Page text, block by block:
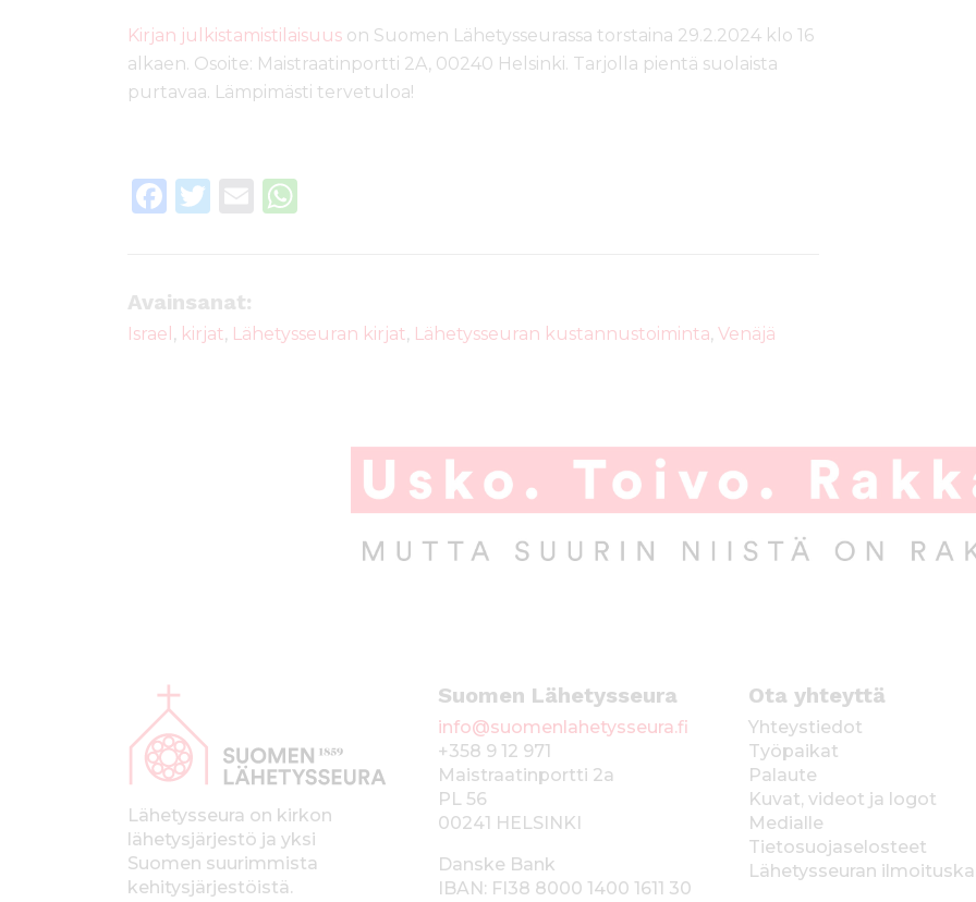
Kirjan julkistamistilaisuus on Suomen Lähetysseurassa torstaina 29.2.2024 klo 16
alkaen. Osoite: Maistraatinportti 2A, 00240 Helsinki. Tarjolla pientä suolaista
purtavaa. Lämpimästi tervetuloa!
F
e
b
T
te
r
E
A
Avainsanat:
Israel , kirjat, Lähetysseuran kirjat, Lähetysseuran kustannustoiminta, Venäjä
Lähetysseura on kirkon
lähetysjärjestö ja yksi
Suomen suurimmista
kehitysjärjestöistä.
Suomen Lähetysseura
info@suomenlahetysseura.fi
+358 9 12 971
Maistraatinportti 2a
PL 56
00241 HELSINKI
Danske Bank
IBAN: FI38 8000 1400 1611 30
Ota yhteyttä
Yhteystiedot
Työpaikat
Palaute
Kuvat, videot ja logot
Medialle
Tietosuojaselosteet
Lähetysseuran